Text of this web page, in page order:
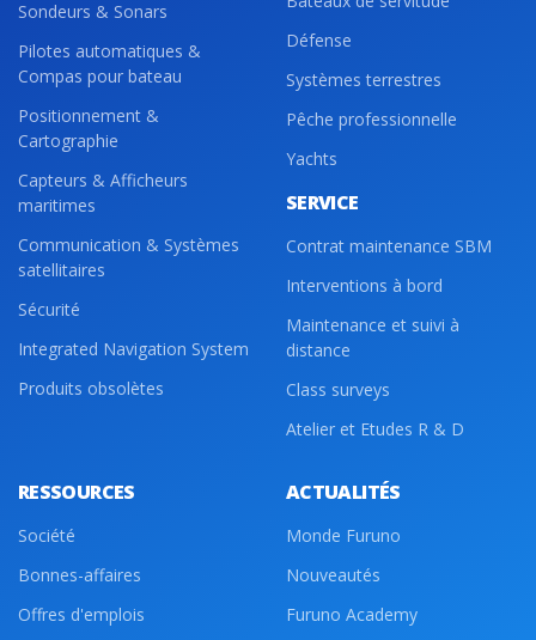
Sondeurs & Sonars
Pilotes automatiques &
Compas pour bateau
Positionnement &
Cartographie
Capteurs & Afficheurs
maritimes
Communication & Systèmes
satellitaires
Sécurité
Integrated Navigation System
Produits obsolètes
Défense
Systèmes terrestres
Pêche professionnelle
Yachts
SERVICE
Contrat maintenance SBM
Interventions à bord
Maintenance et suivi à
distance
Class surveys
Atelier et Etudes R & D
RESSOURCES
Société
Bonnes-affaires
Offres d'emplois
ACTUALITÉS
Monde Furuno
Nouveautés
Furuno Academy